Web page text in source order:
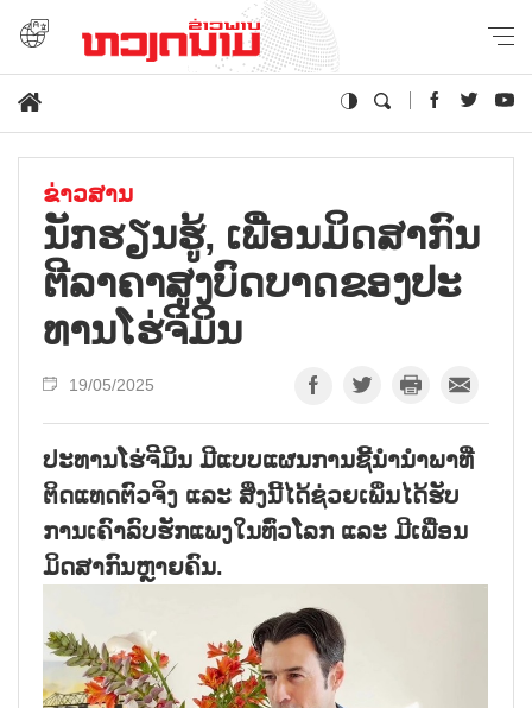
ຂ່າວສານ
ນັກ​ຮຽ​ນ​ຮູ້, ເພື່ອນ​ມິດ​ສາ​ກົນ
ຕີ​ລາ​ຄາ​ສູງ​ບົດ​ບາດ​ຂອງ​ປະ​
ທານ​ໂຮ່​ຈີ​ມິນ
19/05/2025
ປະທານໂຮ່ຈີມິນ ມີແບບແຜນການຊີ້ນຳນຳພາທີ່
ຕິດແທດຕົວຈິງ ແລະ ສິ່ງນີ້ໄດ້ຊ່ວຍເພິ່ນໄດ້ຮັບ
ການເຄົາລົບຮັກແພງໃນທົ່ວໂລກ ແລະ ມີເພື່ອນ
ມິດສາກົນຫຼາຍຄົນ.